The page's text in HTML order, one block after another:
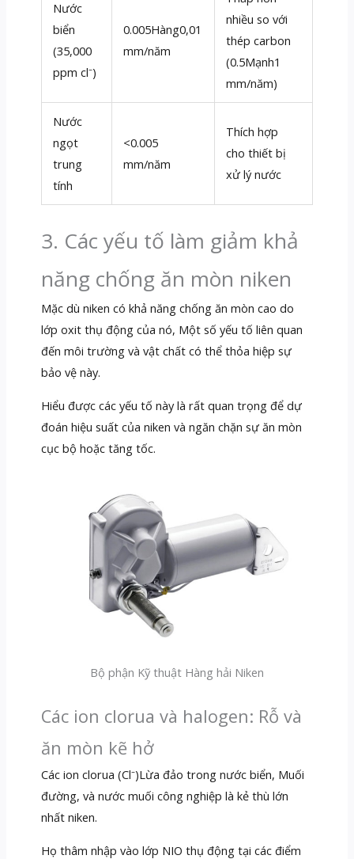
Nước
biển
(35,000
ppm cl⁻)
0.005Hàng0,01
mm/năm
nhiều so với
thép carbon
(0.5Mạnh1
mm/năm)
Nước
ngọt
trung
tính
<0.005
mm/năm
Thích hợp
cho thiết bị
xử lý nước
3. Các yếu tố làm giảm khả
năng chống ăn mòn niken
Mặc dù niken có khả năng chống ăn mòn cao do
lớp oxit thụ động của nó, Một số yếu tố liên quan
đến môi trường và vật chất có thể thỏa hiệp sự
bảo vệ này.
Hiểu được các yếu tố này là rất quan trọng để dự
đoán hiệu suất của niken và ngăn chặn sự ăn mòn
cục bộ hoặc tăng tốc.
Bộ phận Kỹ thuật Hàng hải Niken
Các ion clorua và halogen: Rỗ và
ăn mòn kẽ hở
Các ion clorua (Cl⁻)Lừa đảo trong nước biển, Muối
đường, và nước muối công nghiệp là kẻ thù lớn
nhất niken.
Họ thâm nhập vào lớp NIO thụ động tại các điểm